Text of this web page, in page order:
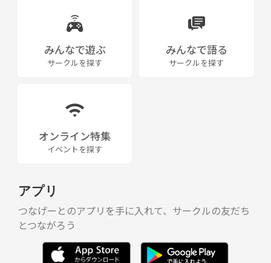
みんなで遊ぶ
サークルを探す
みんなで語る
サークルを探す
オンライン特集
イベントを探す
アプリ
つなげーとのアプリを手に入れて、サークルの友だち
とつながろう